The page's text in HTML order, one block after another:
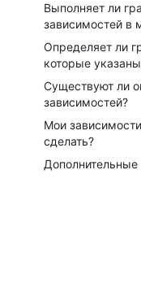
Выполняет ли
зависимостей в
Определяет ли
которые
Существуют ли
зависимостей?
Мои
сделать?